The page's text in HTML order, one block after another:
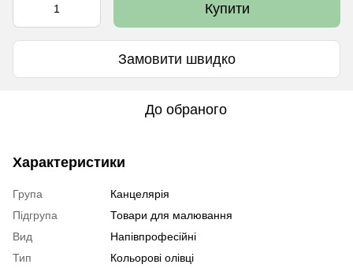
Купити
Замовити швидко
До обраного
Характеристики
Група
Канцелярія
Підгрупа
Товари для малювання
Вид
Напівпрофесійні
Тип
Кольорові олівці